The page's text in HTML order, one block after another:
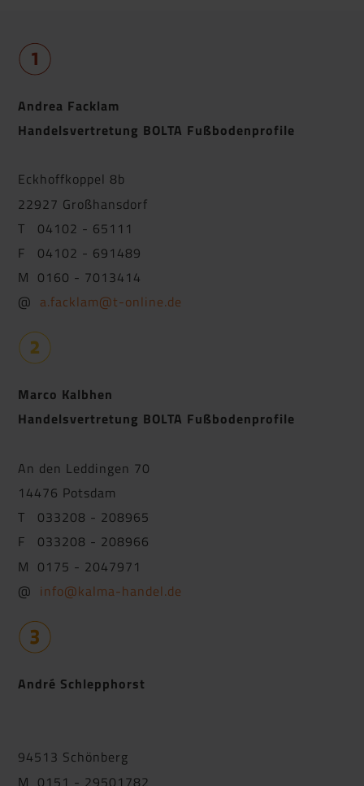
Andrea Facklam
Handelsvertretung BOLTA Fußbodenprofile
Eckhoffkoppel 8b
22927 Großhansdorf
T 04102 - 65111
F 04102 - 691489
M 0160 - 7013414
@ a.facklam@t-online.de
Marco Kalbhen
Handelsvertretung BOLTA Fußbodenprofile
An den Leddingen 70
14476 Potsdam
T 033208 - 208965
F 033208 - 208966
M 0175 - 2047971
@ info@kalma-handel.de
André Schlepphorst
94513 Schönberg
M 0151 - 29501782